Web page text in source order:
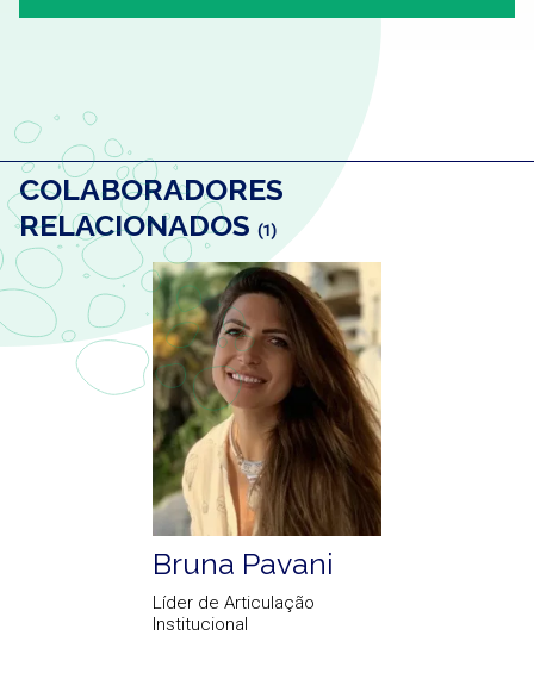
COLABORADORES
RELACIONADOS (1)
Bruna Pavani
Líder de Articulação
Institucional